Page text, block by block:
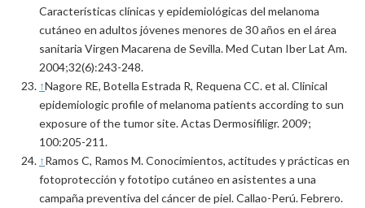
Características clínicas y epidemiológicas del melanoma
cutáneo en adultos jóvenes menores de 30 años en el área
sanitaria Virgen Macarena de Sevilla. Med Cutan Iber Lat Am.
2004;32(6):243-248.
↑Nagore RE, Botella Estrada R, Requena CC. et al. Clinical
epidemiologic profile of melanoma patients according to sun
exposure of the tumor site. Actas Dermosifiligr. 2009;
100:205-211.
↑Ramos C, Ramos M. Conocimientos, actitudes y prácticas en
fotoprotección y fototipo cutáneo en asistentes a una
campaña preventiva del cáncer de piel. Callao-Perú. Febrero.